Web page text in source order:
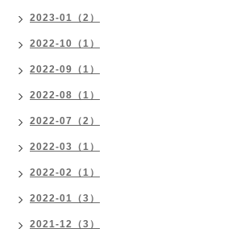
2023-01（2）
2022-10（1）
2022-09（1）
2022-08（1）
2022-07（2）
2022-03（1）
2022-02（1）
2022-01（3）
2021-12（3）